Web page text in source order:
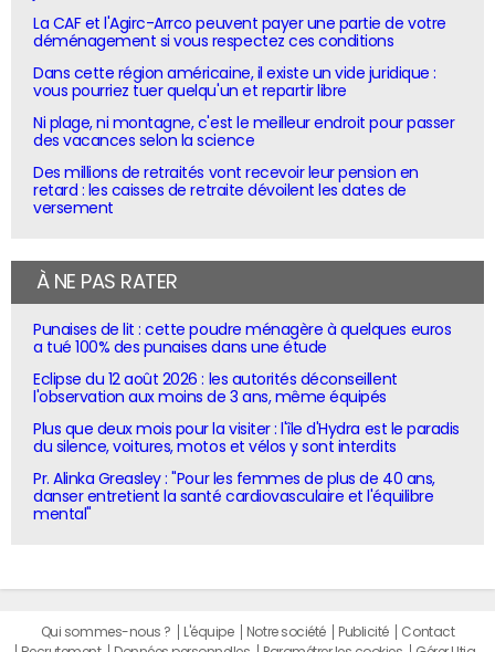
La CAF et l'Agirc-Arrco peuvent payer une partie de votre
déménagement si vous respectez ces conditions
Dans cette région américaine, il existe un vide juridique :
vous pourriez tuer quelqu'un et repartir libre
Ni plage, ni montagne, c'est le meilleur endroit pour passer
des vacances selon la science
Des millions de retraités vont recevoir leur pension en
retard : les caisses de retraite dévoilent les dates de
versement
À NE PAS RATER
Punaises de lit : cette poudre ménagère à quelques euros
a tué 100% des punaises dans une étude
Eclipse du 12 août 2026 : les autorités déconseillent
l'observation aux moins de 3 ans, même équipés
Plus que deux mois pour la visiter : l'île d'Hydra est le paradis
du silence, voitures, motos et vélos y sont interdits
Pr. Alinka Greasley : "Pour les femmes de plus de 40 ans,
danser entretient la santé cardiovasculaire et l'équilibre
mental"
Qui sommes-nous ? L'équipe Notre société Publicité
Contact